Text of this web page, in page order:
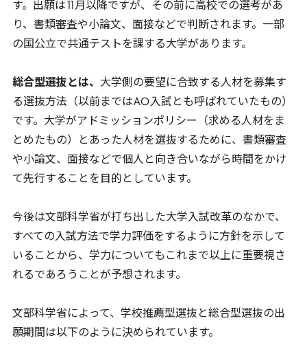
す。出願は
月以降ですが、その前に高校での選考があ
り、書類審査や小論文、面接などで判断されます。一部
の国公立で共通テストを課する大学があります。
総合型選抜とは、 大学側の要望に合致する人材を募集す
る選抜方法（以前まではAO入試とも呼ばれていたもの）
です。大学がアドミッションポリシー（求める人材をま
とめたもの）とあった人材を選抜するために、書類審査
や小論文、面接などで個人と向き合いながら時間をかけ
て先行することを目的としています。
今後は文部科学省が打ち出した大学入試改革のなかで、
すべての入試方法で学力評価をするように方針を示して
いることから、学力についてもこれまで以上に重要視さ
れるであろうことが予想されます。
文部科学省によって、学校推薦型選抜と総合型選抜の出
願期間は以下のように決められています。